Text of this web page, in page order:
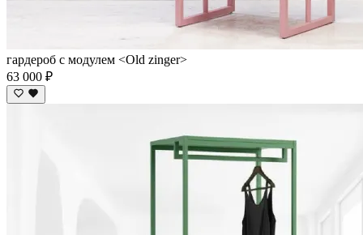
гардероб с модулем <Old zinger>
63 000 ₽